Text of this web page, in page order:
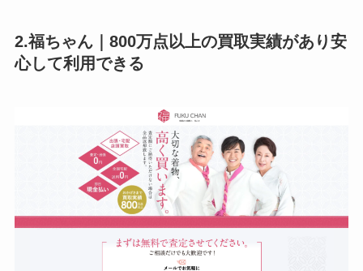
2.福ちゃん｜800万点以上の買取実績があり安
心して利用できる